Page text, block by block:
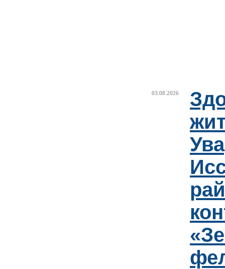
03.08.2026